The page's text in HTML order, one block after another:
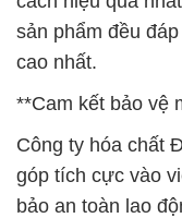
sản phẩm đều
cao nhất.
**Cam kết bảo vệ
Công ty hóa chất
góp tích cực vào
bảo an toàn lao